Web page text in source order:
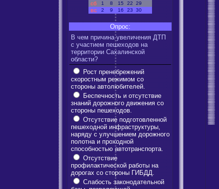
сб 1 8 15 22 29
вс 2 9 16 23 30
Опрос:
В чем причина увеличения ДТП
с участием пешеходов на
территории Сахалинской
области?
Рост пренебрежений
скоростным режимом со
стороны автолюбителей.
Беспечность и отсутствие
знаний дорожного движения со
стороны пешеходов.
Отсутствие подготовленной
пешеходной инфраструктуры,
наряду с улучшением дорожного
полотна и проходной
способностью автотранспорта.
Отсутствие
профилактической работы на
дорогах со стороны ГИБДД.
Слабость законодательной